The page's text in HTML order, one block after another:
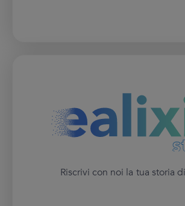
Riscrivi con noi la tua storia